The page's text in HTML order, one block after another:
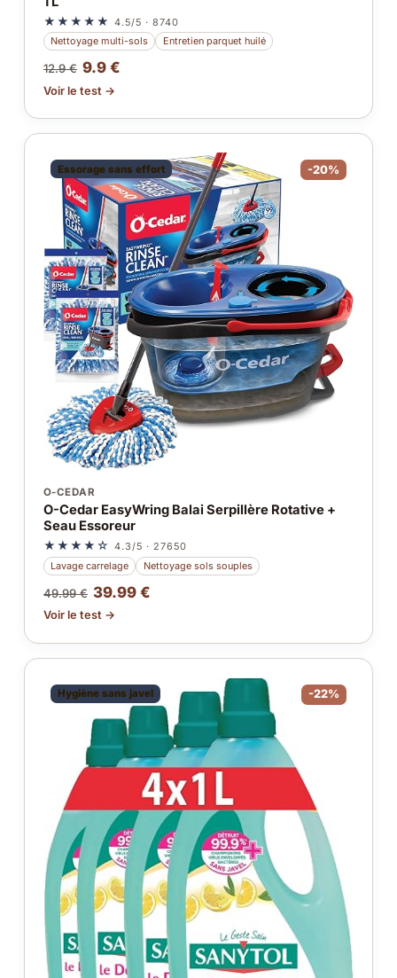
★★★★★ 4.5/5 · 8740
Nettoyage multi-sols
Entretien parquet huilé
12.9 € 9.9 €
Voir le test →
Essorage sans effort -20%
O-CEDAR
O-Cedar EasyWring Balai Serpillère Rotative +
Seau Essoreur
★★★★☆ 4.3/5 · 27650
Lavage carrelage
Nettoyage sols souples
49.99 € 39.99 €
Voir le test →
Hygiène sans javel -22%